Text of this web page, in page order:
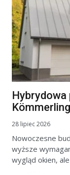
28 lipiec 2026
Nowoczesne
wyższe
wygląd okien,